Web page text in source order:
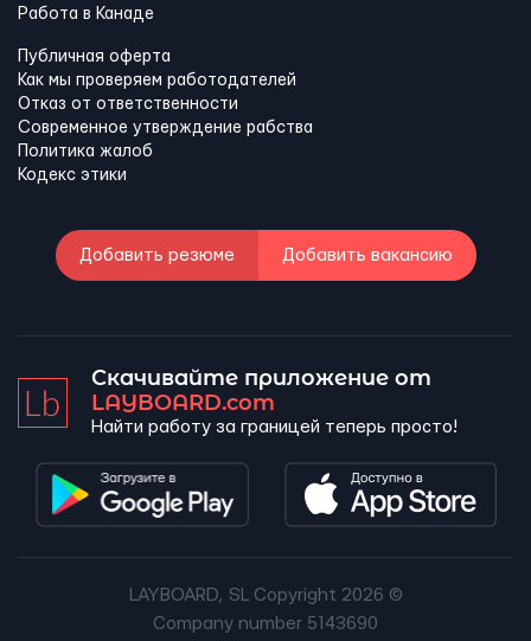
Работа в Канадe
Публичная оферта
Как мы проверяем работодателей
Отказ от ответственности
Современное утверждение рабства
Политика жалоб
Кодекс этики
Добавить резюме Добавить вакансию
Скачивайте приложение от
LAYBOARD.com
Найти работу за границей теперь просто!
LAYBOARD, SL Copyright 2026 ©
Company number 5143690